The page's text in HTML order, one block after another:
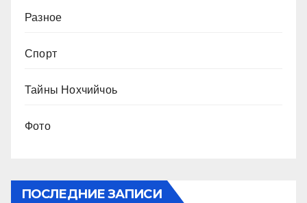
Разное
Спорт
Тайны Нохчийчоь
Фото
ПОСЛЕДНИЕ ЗАПИСИ